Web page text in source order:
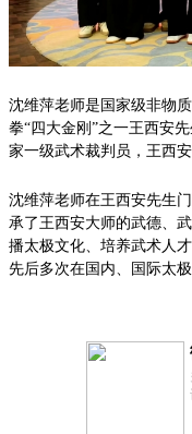
沈维萍老师是国家级非物
拳“四大金刚”之一王西安
家一级武术裁判员，王西
沈维萍老师在王西安先生
承了王西安大师的武德、
播太极文化、培养武术人
先后多次在国内、国际太